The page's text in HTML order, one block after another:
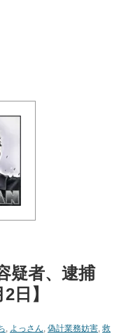
疑者、逮捕
日】
, よっさん, 偽計業務妨害, 救